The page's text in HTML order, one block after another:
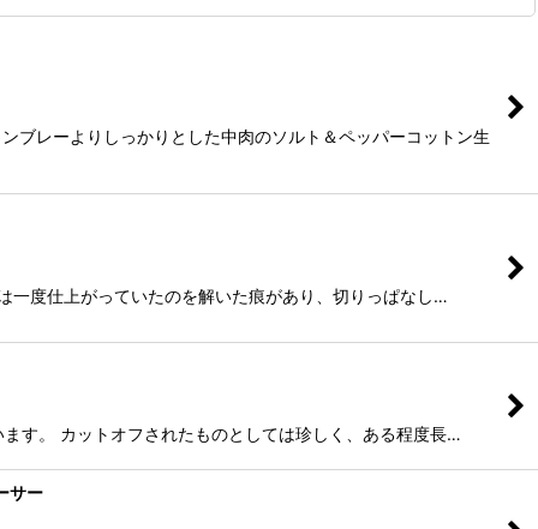
ブレーよりしっかりとした中肉のソルト＆ペッパーコットン生
一度仕上がっていたのを解いた痕があり、切りっぱなし…
す。 カットオフされたものとしては珍しく、ある程度長…
サー